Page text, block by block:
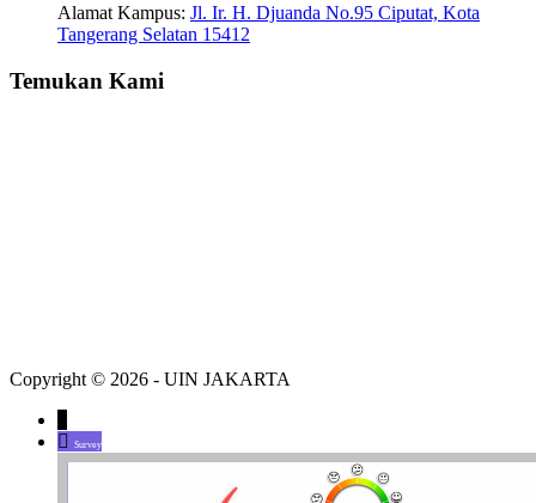
Alamat Kampus: Jl. Ir. H. Djuanda No.95 Ciputat, Kota
Tangerang Selatan 15412
Temukan Kami
Copyright © 2026 - UIN JAKARTA
Survey